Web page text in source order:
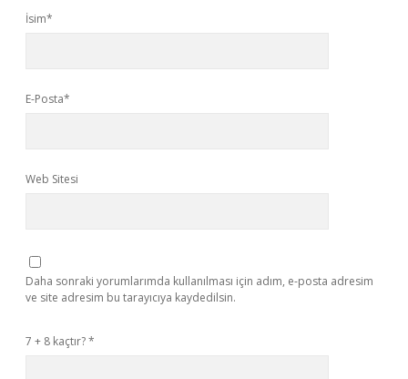
İsim*
E-Posta*
Web Sitesi
Daha sonraki yorumlarımda kullanılması için adım, e-posta adresim
ve site adresim bu tarayıcıya kaydedilsin.
7 + 8 kaçtır?*